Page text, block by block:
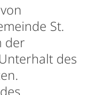
St.
der
des